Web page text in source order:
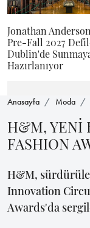
Jonathan
Pre-Fall 2027
Dublin'de
Hazırlanıyor
Anasayfa Moda
H&M, YENİ
FASHION
H&M,
Innovation
Awards'da